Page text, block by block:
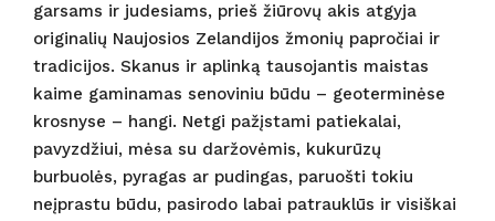
garsams ir judesiams, prieš žiūrovų akis atgyja
originalių Naujosios Zelandijos žmonių papročiai ir
tradicijos. Skanus ir aplinką tausojantis maistas
kaime gaminamas senoviniu būdu – geoterminėse
krosnyse – hangi. Netgi pažįstami patiekalai,
pavyzdžiui, mėsa su daržovėmis, kukurūzų
burbuolės, pyragas ar pudingas, paruošti tokiu
neįprastu būdu, pasirodo labai patrauklūs ir visiškai